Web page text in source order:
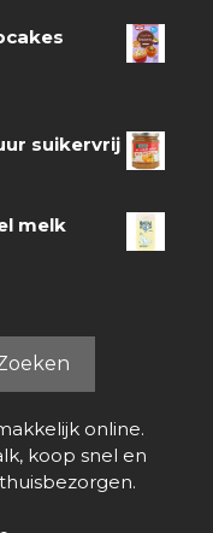
suikervrij
melk
online.
koop snel en